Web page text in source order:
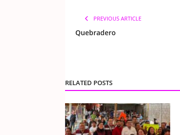
PREVIOUS ARTICLE
Quebradero
RELATED POSTS